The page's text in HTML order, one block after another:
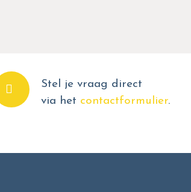
Stel je vraag direct
via het contactformulier.